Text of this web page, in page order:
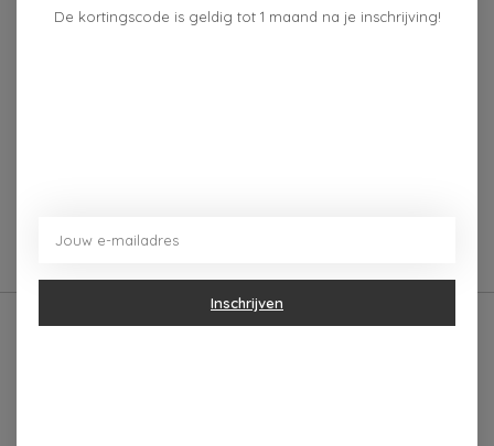
Toevoegen om te vergelijken
De kortingscode is geldig tot 1 maand na je inschrijving!
Inschrijven